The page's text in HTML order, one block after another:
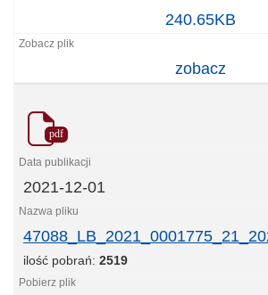
10-
19.pdf
240.65KB
zobacz
pdf
2021-12-01
ilość pobrań: 2519